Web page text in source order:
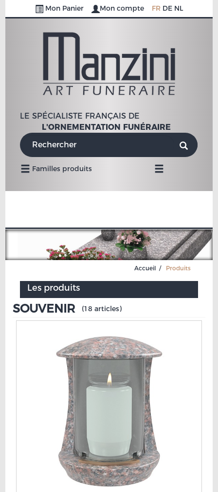
Mon Panier Mon compte FR DE NL
LE SPÉCIALISTE FRANÇAIS DE
L'ORNEMENTATION FUNÉRAIRE
Familles produits
Navigation
Accueil Produits
Les produits
SOUVENIR (18 articles)